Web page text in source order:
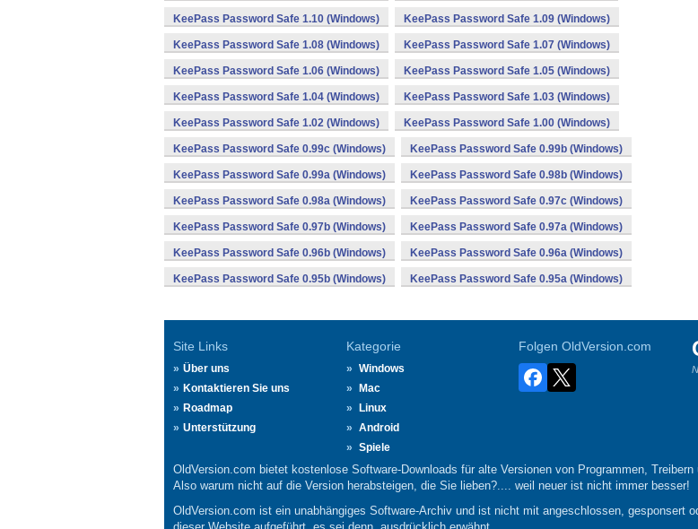
KeePass Password Safe 1.10 (Windows) KeePass Password Safe 1.09 (Windows)
KeePass Password Safe 1.08 (Windows) KeePass Password Safe 1.07 (Windows)
KeePass Password Safe 1.06 (Windows) KeePass Password Safe 1.05 (Windows)
KeePass Password Safe 1.04 (Windows) KeePass Password Safe 1.03 (Windows)
KeePass Password Safe 1.02 (Windows) KeePass Password Safe 1.00 (Windows)
KeePass Password Safe 0.99c (Windows) KeePass Password Safe 0.99b (Windows)
KeePass Password Safe 0.99a (Windows) KeePass Password Safe 0.98b (Windows)
KeePass Password Safe 0.98a (Windows) KeePass Password Safe 0.97c (Windows)
KeePass Password Safe 0.97b (Windows) KeePass Password Safe 0.97a (Windows)
KeePass Password Safe 0.96b (Windows) KeePass Password Safe 0.96a (Windows)
KeePass Password Safe 0.95b (Windows) KeePass Password Safe 0.95a (Windows)
Site Links
Über uns
Kontaktieren Sie uns
Roadmap
Unterstützung
Kategorie
Windows
Mac
Linux
Android
Spiele
Folgen OldVersion.com
OldVersion.com bietet kostenlose Software-Downloads für alte Versionen von Programmen, Treibern
Also warum nicht auf die Version herabsteigen, die Sie lieben?.... weil neuer ist nicht immer besser!
OldVersion.com ist ein unabhängiges Software-Archiv und ist nicht mit angeschlossen, gesponsert